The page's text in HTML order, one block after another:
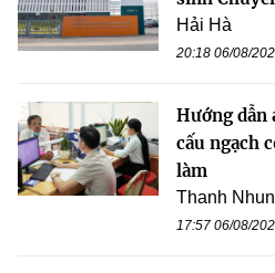
Hải Hà
20:18 06/08/
Hướng dẫn
cấu ngạch
làm
Thanh
17:57 06/08/